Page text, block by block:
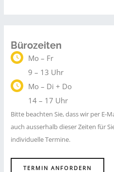
Bürozeiten
Mo – Fr
9 – 13 Uhr
Mo – Di + Do
14 – 17 Uhr
Bitte beachten Sie, dass wir per E-
auch ausserhalb dieser Zeiten für
individuelle Termine.
TERMIN ANFORDERN